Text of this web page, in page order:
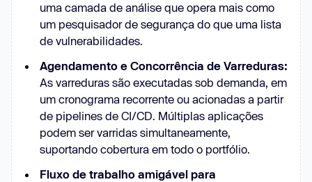
uma camada de análise que opera mais como
um pesquisador de segurança do que uma lista
de vulnerabilidades.
Agendamento e Concorrência de Varreduras:
As varreduras são executadas sob demanda, em
um cronograma recorrente ou acionadas a partir
de pipelines de CI/CD. Múltiplas aplicações
podem ser varridas simultaneamente,
suportando cobertura em todo o portfólio.
Fluxo de trabalho amigável para